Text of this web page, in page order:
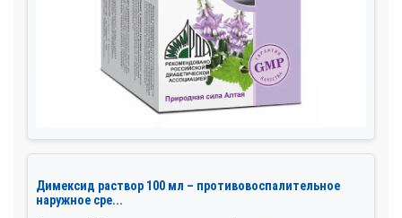
Димексид раствор 100 мл – противовоспалительное
наружное сре...